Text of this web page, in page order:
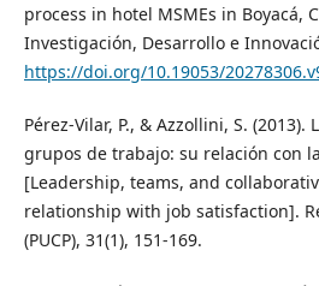
process in hotel MSMEs in Boyacá,
Investigación, Desarrollo e
https://doi.org/10.19053/
Pérez-Vilar, P., & Azzollini, S.
grupos de trabajo: su relación con
[Leadership, teams, and
relationship with job satisfaction].
(PUCP), 31(1), 151-169.